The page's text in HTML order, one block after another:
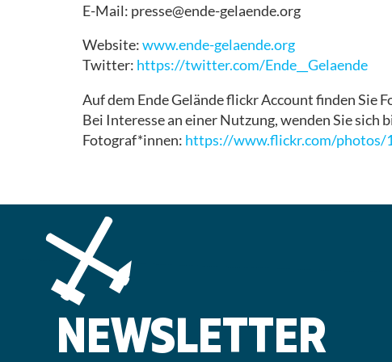
E-Mail: presse@ende-gelaende.org
Website:www.ende-gelaende.org
Twitter: https://twitter.com/Ende__Gelaende
Auf dem Ende Gelände flickr Account finden Sie
Bei Interesse an einer Nutzung, wenden Sie sich
Fotograf*innen: https://www.flickr.com/photos/
NEWSLETTER